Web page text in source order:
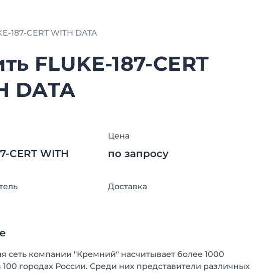
187-CERT WITH DATA
FLUKE-187-CERT
DATA
CERT WITH
Цена
по запросу
Доставка
сеть компании "Кремний" насчитывает более 1000
городах России. Среди них представители различных